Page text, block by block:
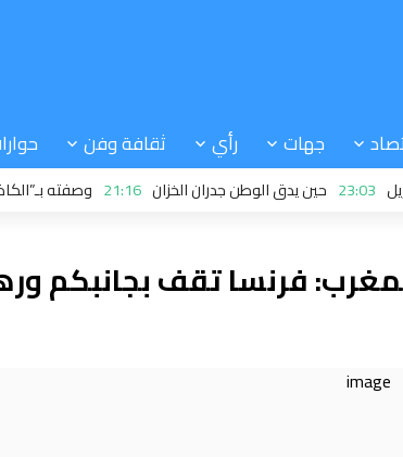
جهات رأي ثقافة وفن
حين يدق الوطن جدران الخزان 21:16 وصفته
فرنسا تقف بجانبكم